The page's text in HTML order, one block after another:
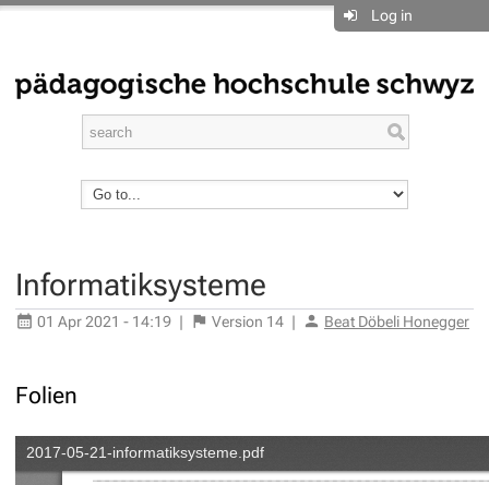
Log in
Informatiksysteme
01 Apr 2021 - 14:19 | Version 14 | Beat Döbeli Honegger
Folien